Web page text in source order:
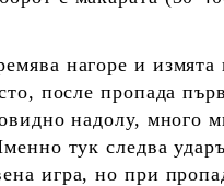
нагоре и
после пропада
надолу, много
тук следва
игра, но при